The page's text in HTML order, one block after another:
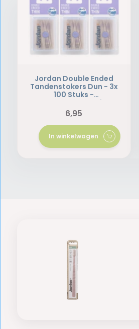
Jordan Double Ended
Tandenstokers Dun - 3x
100 Stuks -
Voordeelverpakking
6,95
In winkelwagen